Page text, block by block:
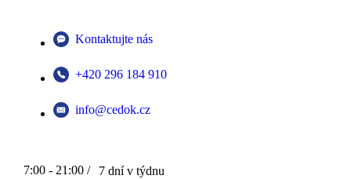
Kontaktujte nás
+420 296 184 910
info@cedok.cz
7:00 - 21:00 / 7 dní v týdnu